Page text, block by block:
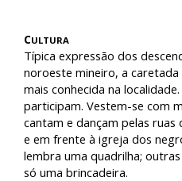
CULTURA
Típica expressão dos
noroeste mineiro, a
mais conhecida na
participam. Vestem-se com
cantam e dançam pelas ruas
e em frente à igreja dos
lembra uma quadrilha;
só uma brincadeira.